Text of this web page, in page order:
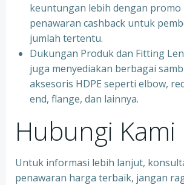
keuntungan lebih dengan promo
penawaran cashback untuk
jumlah tertentu.
Dukungan Produk dan Fitting
juga menyediakan berbagai
aksesoris HDPE seperti elbow,
end, flange, dan lainnya.
Hubungi Kami
Untuk informasi lebih lanjut,
penawaran harga terbaik, jangan